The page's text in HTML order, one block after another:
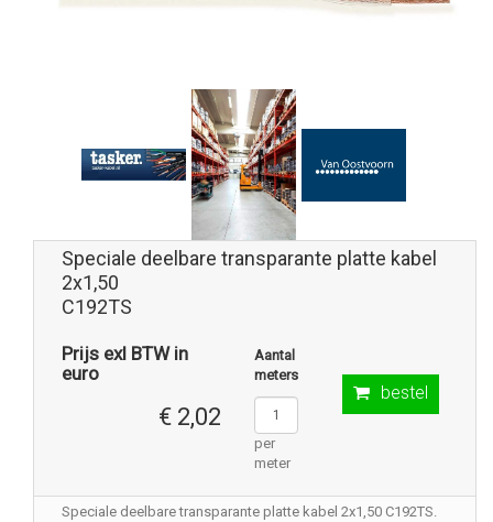
Speciale deelbare transparante platte kabel
2x1,50
C192TS
Prijs exl BTW in
euro
€ 2,02
Aantal
meters
per
meter
bestel
Speciale deelbare transparante platte kabel 2x1,50 C192TS.